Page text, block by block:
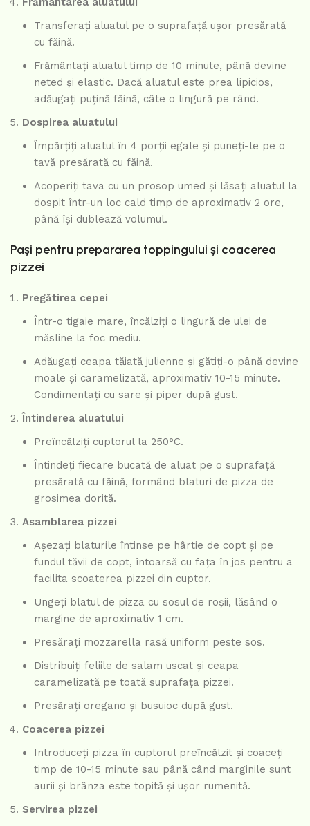
Transferați aluatul pe o suprafață ușor presărată
cu făină.
Frământați aluatul timp de 10 minute, până devine
neted și elastic. Dacă aluatul este prea lipicios,
adăugați puțină făină, câte o lingură pe rând.
Dospirea aluatului
Împărțiți aluatul în 4 porții egale și puneți-le pe o
tavă presărată cu făină.
Acoperiți tava cu un prosop umed și lăsați aluatul la
dospit într-un loc cald timp de aproximativ 2 ore,
până își dublează volumul.
Pași pentru prepararea toppingului și coacerea
pizzei
Pregătirea cepei
Într-o tigaie mare, încălziți o lingură de ulei de
măsline la foc mediu.
Adăugați ceapa tăiată julienne și gătiți-o până devine
moale și caramelizată, aproximativ 10-15 minute.
Condimentați cu sare și piper după gust.
Întinderea aluatului
Preîncălziți cuptorul la 250°C.
Întindeți fiecare bucată de aluat pe o suprafață
presărată cu făină, formând blaturi de pizza de
grosimea dorită.
Asamblarea pizzei
Așezați blaturile întinse pe hârtie de copt și pe
fundul tăvii de copt, întoarsă cu fața în jos pentru a
facilita scoaterea pizzei din cuptor.
Ungeți blatul de pizza cu sosul de roșii, lăsând o
margine de aproximativ 1 cm.
Presărați mozzarella rasă uniform peste sos.
Distribuiți feliile de salam uscat și ceapa
caramelizată pe toată suprafața pizzei.
Presărați oregano și busuioc după gust.
Coacerea pizzei
Introduceți pizza în cuptorul preîncălzit și coaceți
timp de 10-15 minute sau până când marginile sunt
aurii și brânza este topită și ușor rumenită.
Servirea pizzei